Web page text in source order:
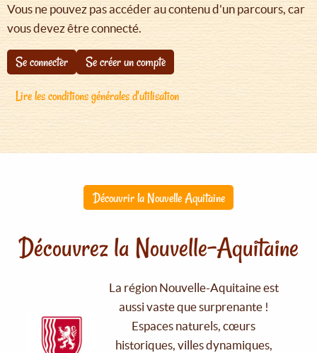
Vous ne pouvez pas accéder au contenu d'un parcours, car
vous devez être connecté.
Se connecter
Se créer un compte
Lire les conditions générales d'utilisation
Découvrir la Nouvelle Aquitaine
Découvrez la Nouvelle-Aquitaine
La région Nouvelle-Aquitaine est
aussi vaste que surprenante !
Espaces naturels, cœurs
historiques, villes dynamiques,